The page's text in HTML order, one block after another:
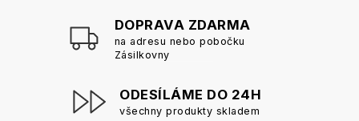
DOPRAVA ZDARMA
na adresu nebo pobočku
Zásilkovny
ODESÍLÁME DO 24H
všechny produkty skladem